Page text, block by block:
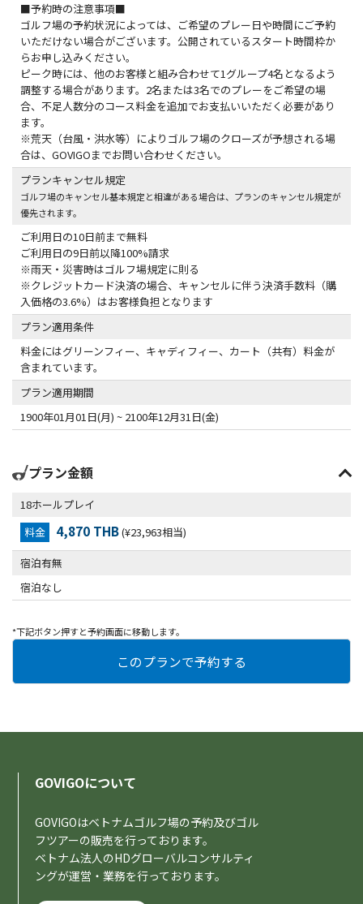
■予約時の注意事項■
ゴルフ場の予約状況によっては、ご希望のプレー日や時間にご予約
いただけない場合がございます。公開されているスタート時間枠か
らお申し込みください。
ピーク時には、他のお客様と組み合わせて1グループ4名となるよう
調整する場合があります。2名または3名でのプレーをご希望の場
合、不足人数分のコース料金を追加でお支払いいただく必要があり
ます。
※荒天（台風・洪水等）によりゴルフ場のクローズが予想される場
合は、GOVIGOまでお問い合わせください。
プランキャンセル規定
ゴルフ場のキャンセル基本規定と相違がある場合は、プランのキャンセル規定が
優先されます。
ご利用日の10日前まで無料
ご利用日の9日前以降100%請求
※雨天・災害時はゴルフ場規定に則る
※クレジットカード決済の場合、キャンセルに伴う決済手数料（購
入価格の3.6%）はお客様負担となります
プラン適用条件
料金にはグリーンフィー、キャディフィー、カート（共有）料金が
含まれています。
プラン適用期間
1900年01月01日(月) ~ 2100年12月31日(金)
プラン金額
18ホールプレイ
料金
4,870 THB(¥23,963相当)
宿泊有無
宿泊なし
*下記ボタン押すと予約画面に移動します。
GOVIGOについて
GOVIGOはベトナムゴルフ場の予約及びゴル
フツアーの販売を行っております。
ベトナム法人のHDグローバルコンサルティ
ングが運営・業務を行っております。